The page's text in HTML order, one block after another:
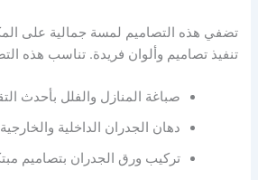
تضفي هذه التصاميم لمسة جمالية على
تنفيذ تصاميم وألوان فريدة. تناسب هذه
صباغة المنازل والفلل بأحدث
دهان الجدران الداخلية والخارجية
تركيب ورق الجدران بتصاميم